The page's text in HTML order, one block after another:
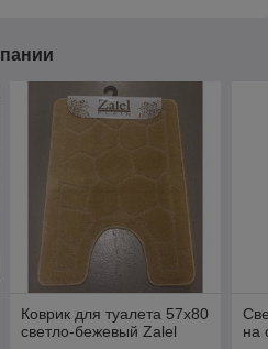
Коврик для туалета 57х80
светло-бежевый Zalel
на